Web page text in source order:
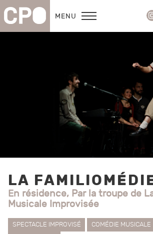
MENU
LA
En résidence, Par la troupe de
Musicale Improvisée
SPECTACLE IMPROVISÉ COMÉDIE MUSICALE